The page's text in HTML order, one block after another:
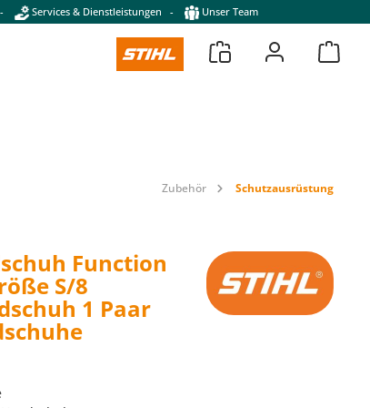
Services & Dienstleistungen - Unser Team
Zubehör Schutzausrüstung
Function
S/8
1 Paar